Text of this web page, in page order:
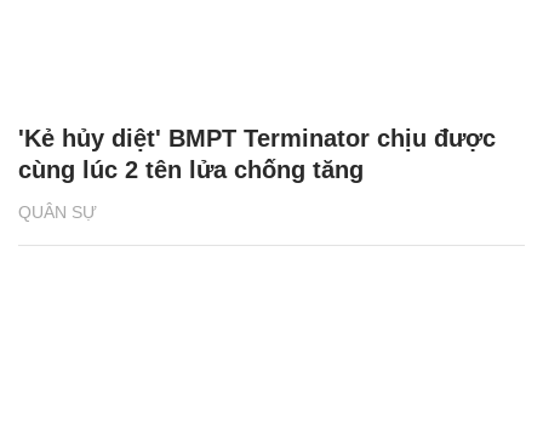
QUÂN SỰ
'Kẻ hủy diệt' BMPT Terminator chịu được
cùng lúc 2 tên lửa chống tăng